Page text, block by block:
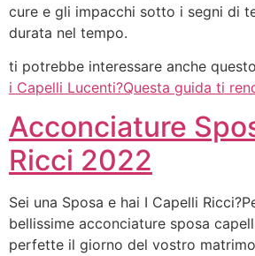
cure e gli impacchi sotto i segni di
durata nel tempo.
ti potrebbe interessare anche
i Capelli Lucenti?Questa guida ti
Acconciature
Ricci 2022
Sei una Sposa e hai I Capelli
bellissime acconciature sposa
perfette il giorno del vostro